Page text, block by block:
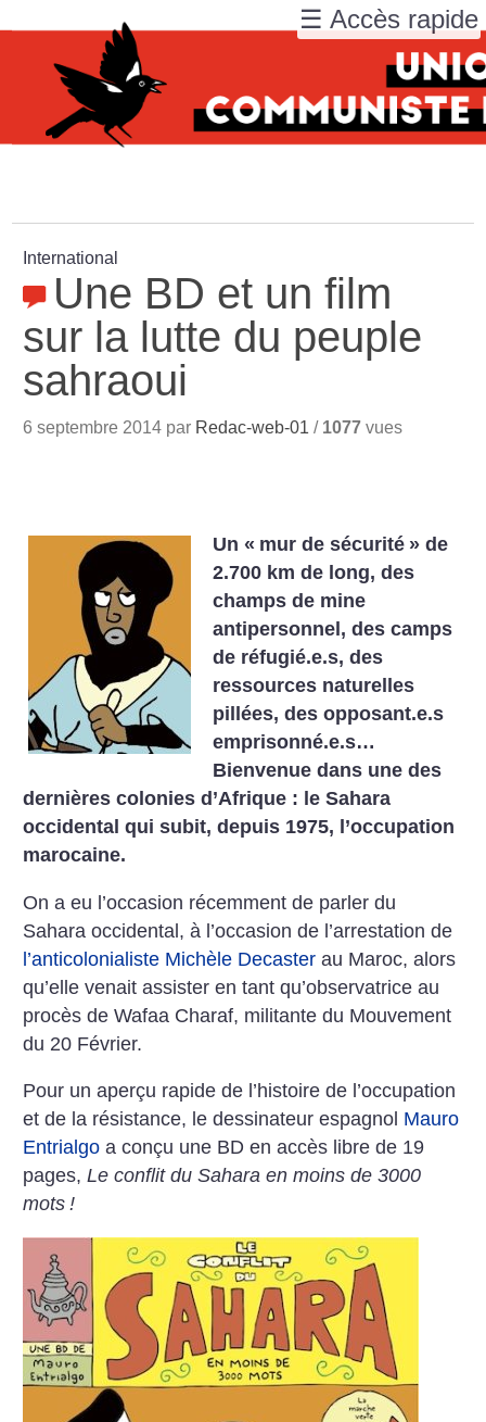
International
Une BD et un film
sur la lutte du peuple
sahraoui
6 septembre 2014 par Redac-web-01 / 1077 vues
Un « mur de sécurité » de
2.700 km de long, des
champs de mine
antipersonnel, des camps
de réfugié.e.s, des
ressources naturelles
pillées, des opposant.e.s
emprisonné.e.s…
Bienvenue dans une des
dernières colonies d’Afrique : le Sahara
occidental qui subit, depuis 1975, l’occupation
marocaine.
On a eu l’occasion récemment de parler du
Sahara occidental, à l’occasion de l’arrestation de
l’anticolonialiste Michèle Decaster au Maroc, alors
qu’elle venait assister en tant qu’observatrice au
procès de Wafaa Charaf, militante du Mouvement
du 20 Février.
Pour un aperçu rapide de l’histoire de l’occupation
et de la résistance, le dessinateur espagnol Mauro
Entrialgo a conçu une BD en accès libre de 19
pages,Le conflit du Sahara en moins de 3000
mots !
☰ Accès rapide